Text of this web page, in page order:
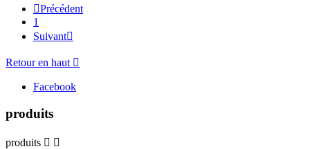
Précédent
1
Suivant
Retour en haut 
Facebook
produits
produits  